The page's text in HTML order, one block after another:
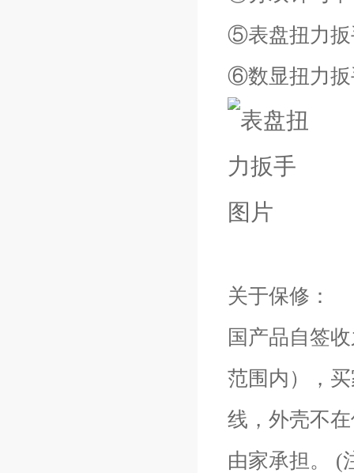
⑤表盘扭力扳
⑥数显扭力
关于保修：
国产品自签
范围内），
线，外壳不
由家承担。 (